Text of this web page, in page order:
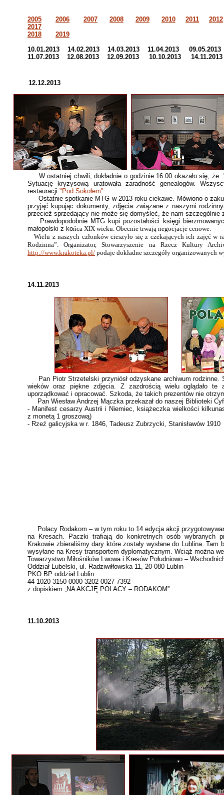
2005 2006 2007 2008 2009 2010 2011
2012
2017
2018
2019
10.01.2013 14.02.2013 14.03.2013 11.04.2013
11.07.2013 12.08.2013 12.09.2013 10.10.2013
11.10.2013
Pan Piotr Strzetelski przyniósł odzyskane archiwum rodzinne.
wieków oraz piękne zdjęcia. Z zazdrością wielu oglądało te
uporządkować i opracować. Szkoda, że takich prezentów nie
Pan Wiesław Andrzej Mączka przekazał do naszej Biblioteki
- Manifest cesarzy Austrii i Niemiec, książeczka wielkości
z monetą 1 groszową)
- Rzeź galicyjska w r. 1846, Tadeusz Zubrzycki, Stanisławów 1910
Polacy Rodakom – w tym roku to 14 edycja akcji
na Kresach. Paczki trafiają do konkretnych osób wybranych
Krakowie zbieraliśmy dary które zostały wysłane do Lublina.
wysyłane na Kresy transportem dyplomatycznym. Wciąż można
Towarzystwo Miłośników Lwowa i Kresów Południowo –
Oddział Lubelski, ul. Radziwiłłowska 11, 20-080 Lublin
PKO BP oddział Lublin
44 1020 3150 0000 3202 0027 7392
z dopiskiem „NA AKCJĘ POLACY – RODAKOM”
14.11.2013
W ostatniej chwili, dokładnie o godzinie 16:00 okazało się, że
Sytuację kryzysową uratowała zaradność genealogów.
restauracji "Pod Sokołem"
Ostatnie spotkanie MTG w 2013 roku ciekawe. Mówiono o
przyjąć kupując dokumenty, zdjęcia związane z naszymi
przecież sprzedający nie może się domyśleć, że nam szczególnie
Prawdopodobnie MTG kupi pozostałości księgi
małopolski z końca XIX wieku. Obecnie trwają negocjacje cenowe.
Wielu z naszych członków cieszyło się z czekających ich zajęć w
Rodzinna”. Organizator, Stowarzyszenie na Rzecz Kultury
http://www.krakoteka.pl/ podaje dokładne szczegóły organizowanych
12.12.2013